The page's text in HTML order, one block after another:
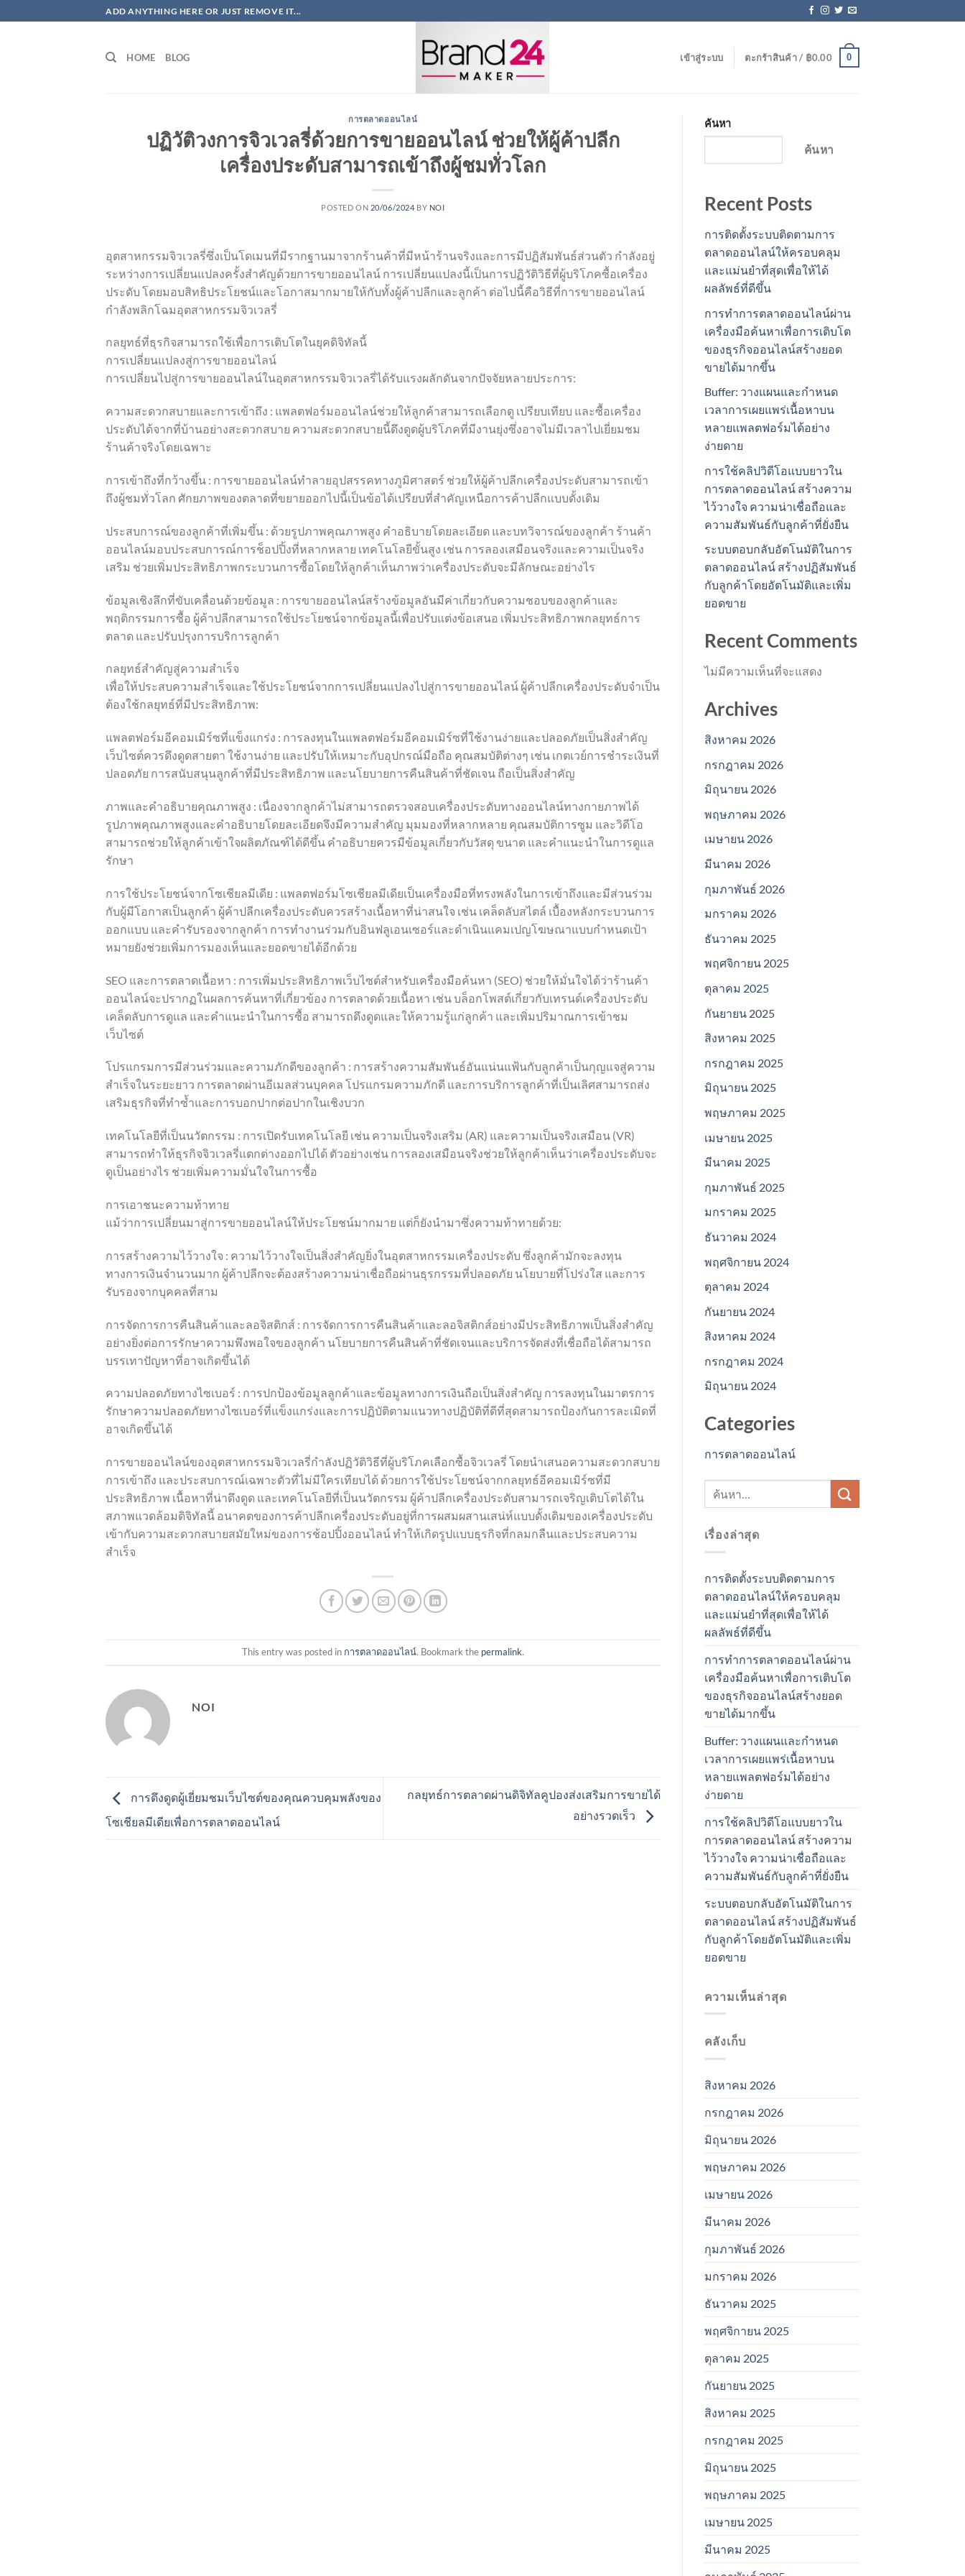
ไป
ADD ANYTHING HERE OR JUST REMOVE IT...
HOME BLOG เข้าสู่ระบบ ตะกร้าสินค้า / ฿0.00 0
การตลาดออนไลน์
ปฏิวัติวงการจิวเวลรี่ด้วยการขายออนไลน์ ช่วยให้ผู้ค้าปลีก
เครื่องประดับสามารถเข้าถึงผู้ชมทั่วโลก
POSTED ON 20/06/2024 BY NOI
อุตสาหกรรมจิวเวลรี่ซึ่งเป็นโดเมนที่มีรากฐานมาจากร้านค้าที่มีหน้าร้านจริงและการมีปฏิสัมพันธ์ส่วนตัว กำลังอยู่
ระหว่างการเปลี่ยนแปลงครั้งสำคัญด้วยการขายออนไลน์ การเปลี่ยนแปลงนี้เป็นการปฏิวัติวิธีที่ผู้บริโภคซื้อเครื่อง
ประดับ โดยมอบสิทธิประโยชน์และโอกาสมากมายให้กับทั้งผู้ค้าปลีกและลูกค้า ต่อไปนี้คือวิธีที่การขายออนไลน์
กำลังพลิกโฉมอุตสาหกรรมจิวเวลรี่
กลยุทธ์ที่ธุรกิจสามารถใช้เพื่อการเติบโตในยุคดิจิทัลนี้
การเปลี่ยนแปลงสู่การขายออนไลน์
การเปลี่ยนไปสู่การขายออนไลน์ในอุตสาหกรรมจิวเวลรี่ได้รับแรงผลักดันจากปัจจัยหลายประการ:
ความสะดวกสบายและการเข้าถึง : แพลตฟอร์มออนไลน์ช่วยให้ลูกค้าสามารถเลือกดู เปรียบเทียบ และซื้อเครื่อง
ประดับได้จากที่บ้านอย่างสะดวกสบาย ความสะดวกสบายนี้ดึงดูดผู้บริโภคที่มีงานยุ่งซึ่งอาจไม่มีเวลาไปเยี่ยมชม
ร้านค้าจริงโดยเฉพาะ
การเข้าถึงที่กว้างขึ้น : การขายออนไลน์ทำลายอุปสรรคทางภูมิศาสตร์ ช่วยให้ผู้ค้าปลีกเครื่องประดับสามารถเข้า
ถึงผู้ชมทั่วโลก ศักยภาพของตลาดที่ขยายออกไปนี้เป็นข้อได้เปรียบที่สำคัญเหนือการค้าปลีกแบบดั้งเดิม
ประสบการณ์ของลูกค้าที่เพิ่มขึ้น : ด้วยรูปภาพคุณภาพสูง คำอธิบายโดยละเอียด และบทวิจารณ์ของลูกค้า ร้านค้า
ออนไลน์มอบประสบการณ์การช็อปปิ้งที่หลากหลาย เทคโนโลยีขั้นสูง เช่น การลองเสมือนจริงและความเป็นจริง
เสริม ช่วยเพิ่มประสิทธิภาพกระบวนการซื้อโดยให้ลูกค้าเห็นภาพว่าเครื่องประดับจะมีลักษณะอย่างไร
ข้อมูลเชิงลึกที่ขับเคลื่อนด้วยข้อมูล : การขายออนไลน์สร้างข้อมูลอันมีค่าเกี่ยวกับความชอบของลูกค้าและ
พฤติกรรมการซื้อ ผู้ค้าปลีกสามารถใช้ประโยชน์จากข้อมูลนี้เพื่อปรับแต่งข้อเสนอ เพิ่มประสิทธิภาพกลยุทธ์การ
ตลาด และปรับปรุงการบริการลูกค้า
กลยุทธ์สำคัญสู่ความสำเร็จ
เพื่อให้ประสบความสำเร็จและใช้ประโยชน์จากการเปลี่ยนแปลงไปสู่การขายออนไลน์ ผู้ค้าปลีกเครื่องประดับจำเป็น
ต้องใช้กลยุทธ์ที่มีประสิทธิภาพ:
แพลตฟอร์มอีคอมเมิร์ซที่แข็งแกร่ง : การลงทุนในแพลตฟอร์มอีคอมเมิร์ซที่ใช้งานง่ายและปลอดภัยเป็นสิ่งสำคัญ
เว็บไซต์ควรดึงดูดสายตา ใช้งานง่าย และปรับให้เหมาะกับอุปกรณ์มือถือ คุณสมบัติต่างๆ เช่น เกตเวย์การชำระเงินที่
ปลอดภัย การสนับสนุนลูกค้าที่มีประสิทธิภาพ และนโยบายการคืนสินค้าที่ชัดเจน ถือเป็นสิ่งสำคัญ
ภาพและคำอธิบายคุณภาพสูง : เนื่องจากลูกค้าไม่สามารถตรวจสอบเครื่องประดับทางออนไลน์ทางกายภาพได้
รูปภาพคุณภาพสูงและคำอธิบายโดยละเอียดจึงมีความสำคัญ มุมมองที่หลากหลาย คุณสมบัติการซูม และวิดีโอ
สามารถช่วยให้ลูกค้าเข้าใจผลิตภัณฑ์ได้ดีขึ้น คำอธิบายควรมีข้อมูลเกี่ยวกับวัสดุ ขนาด และคำแนะนำในการดูแล
รักษา
การใช้ประโยชน์จากโซเชียลมีเดีย : แพลตฟอร์มโซเชียลมีเดียเป็นเครื่องมือที่ทรงพลังในการเข้าถึงและมีส่วนร่วม
กับผู้มีโอกาสเป็นลูกค้า ผู้ค้าปลีกเครื่องประดับควรสร้างเนื้อหาที่น่าสนใจ เช่น เคล็ดลับสไตล์ เบื้องหลังกระบวนการ
ออกแบบ และคำรับรองจากลูกค้า การทำงานร่วมกับอินฟลูเอนเซอร์และดำเนินแคมเปญโฆษณาแบบกำหนดเป้า
หมายยังช่วยเพิ่มการมองเห็นและยอดขายได้อีกด้วย
SEO และการตลาดเนื้อหา : การเพิ่มประสิทธิภาพเว็บไซต์สำหรับเครื่องมือค้นหา (SEO) ช่วยให้มั่นใจได้ว่าร้านค้า
ออนไลน์จะปรากฏในผลการค้นหาที่เกี่ยวข้อง การตลาดด้วยเนื้อหา เช่น บล็อกโพสต์เกี่ยวกับเทรนด์เครื่องประดับ
เคล็ดลับการดูแล และคำแนะนำในการซื้อ สามารถดึงดูดและให้ความรู้แก่ลูกค้า และเพิ่มปริมาณการเข้าชม
เว็บไซต์
โปรแกรมการมีส่วนร่วมและความภักดีของลูกค้า : การสร้างความสัมพันธ์อันแน่นแฟ้นกับลูกค้าเป็นกุญแจสู่ความ
สำเร็จในระยะยาว การตลาดผ่านอีเมลส่วนบุคคล โปรแกรมความภักดี และการบริการลูกค้าที่เป็นเลิศสามารถส่ง
เสริมธุรกิจที่ทำซ้ำและการบอกปากต่อปากในเชิงบวก
เทคโนโลยีที่เป็นนวัตกรรม : การเปิดรับเทคโนโลยี เช่น ความเป็นจริงเสริม (AR) และความเป็นจริงเสมือน (VR)
สามารถทำให้ธุรกิจจิวเวลรี่แตกต่างออกไปได้ ตัวอย่างเช่น การลองเสมือนจริงช่วยให้ลูกค้าเห็นว่าเครื่องประดับจะ
ดูเป็นอย่างไร ช่วยเพิ่มความมั่นใจในการซื้อ
การเอาชนะความท้าทาย
แม้ว่าการเปลี่ยนมาสู่การขายออนไลน์ให้ประโยชน์มากมาย แต่ก็ยังนำมาซึ่งความท้าทายด้วย:
การสร้างความไว้วางใจ : ความไว้วางใจเป็นสิ่งสำคัญยิ่งในอุตสาหกรรมเครื่องประดับ ซึ่งลูกค้ามักจะลงทุน
ทางการเงินจำนวนมาก ผู้ค้าปลีกจะต้องสร้างความน่าเชื่อถือผ่านธุรกรรมที่ปลอดภัย นโยบายที่โปร่งใส และการ
รับรองจากบุคคลที่สาม
การจัดการการคืนสินค้าและลอจิสติกส์ : การจัดการการคืนสินค้าและลอจิสติกส์อย่างมีประสิทธิภาพเป็นสิ่งสำคัญ
อย่างยิ่งต่อการรักษาความพึงพอใจของลูกค้า นโยบายการคืนสินค้าที่ชัดเจนและบริการจัดส่งที่เชื่อถือได้สามารถ
บรรเทาปัญหาที่อาจเกิดขึ้นได้
ความปลอดภัยทางไซเบอร์ : การปกป้องข้อมูลลูกค้าและข้อมูลทางการเงินถือเป็นสิ่งสำคัญ การลงทุนในมาตรการ
รักษาความปลอดภัยทางไซเบอร์ที่แข็งแกร่งและการปฏิบัติตามแนวทางปฏิบัติที่ดีที่สุดสามารถป้องกันการละเมิดที่
อาจเกิดขึ้นได้
การขายออนไลน์ของอุตสาหกรรมจิวเวลรี่กำลังปฏิวัติวิธีที่ผู้บริโภคเลือกซื้อจิวเวลรี่ โดยนำเสนอความสะดวกสบาย
การเข้าถึง และประสบการณ์เฉพาะตัวที่ไม่มีใครเทียบได้ ด้วยการใช้ประโยชน์จากกลยุทธ์อีคอมเมิร์ซที่มี
ประสิทธิภาพ เนื้อหาที่น่าดึงดูด และเทคโนโลยีที่เป็นนวัตกรรม ผู้ค้าปลีกเครื่องประดับสามารถเจริญเติบโตได้ใน
สภาพแวดล้อมดิจิทัลนี้ อนาคตของการค้าปลีกเครื่องประดับอยู่ที่การผสมผสานเสน่ห์แบบดั้งเดิมของเครื่องประดับ
เข้ากับความสะดวกสบายสมัยใหม่ของการช้อปปิ้งออนไลน์ ทำให้เกิดรูปแบบธุรกิจที่กลมกลืนและประสบความ
สำเร็จ
This entry was posted in การตลาดออนไลน์. Bookmark the permalink.
NOI
การดึงดูดผู้เยี่ยมชมเว็บไซต์ของคุณควบคุมพลังของ
โซเชียลมีเดียเพื่อการตลาดออนไลน์
กลยุทธ์การตลาดผ่านดิจิทัลคูปองส่งเสริมการขายได้
อย่างรวดเร็ว
ค้นหา
ค้นหา
Recent Posts
การติดตั้งระบบติดตามการ
ตลาดออนไลน์ให้ครอบคลุม
และแม่นยำที่สุดเพื่อให้ได้
ผลลัพธ์ที่ดีขึ้น
การทำการตลาดออนไลน์ผ่าน
เครื่องมือค้นหาเพื่อการเติบโต
ของธุรกิจออนไลน์สร้างยอด
ขายได้มากขึ้น
Buffer: วางแผนและกำหนด
เวลาการเผยแพร่เนื้อหาบน
หลายแพลตฟอร์มได้อย่าง
ง่ายดาย
การใช้คลิปวิดีโอแบบยาวใน
การตลาดออนไลน์ สร้างความ
ไว้วางใจ ความน่าเชื่อถือและ
ความสัมพันธ์กับลูกค้าที่ยั่งยืน
ระบบตอบกลับอัตโนมัติในการ
ตลาดออนไลน์ สร้างปฏิสัมพันธ์
กับลูกค้าโดยอัตโนมัติและเพิ่ม
ยอดขาย
Recent Comments
ไม่มีความเห็นที่จะแสดง
Archives
สิงหาคม 2026
กรกฎาคม 2026
มิถุนายน 2026
พฤษภาคม 2026
เมษายน 2026
มีนาคม 2026
กุมภาพันธ์ 2026
มกราคม 2026
ธันวาคม 2025
พฤศจิกายน 2025
ตุลาคม 2025
กันยายน 2025
สิงหาคม 2025
กรกฎาคม 2025
มิถุนายน 2025
พฤษภาคม 2025
เมษายน 2025
มีนาคม 2025
กุมภาพันธ์ 2025
มกราคม 2025
ธันวาคม 2024
พฤศจิกายน 2024
ตุลาคม 2024
กันยายน 2024
สิงหาคม 2024
กรกฎาคม 2024
มิถุนายน 2024
Categories
การตลาดออนไลน์
เรื่องล่าสุด
การติดตั้งระบบติดตามการ
ตลาดออนไลน์ให้ครอบคลุม
และแม่นยำที่สุดเพื่อให้ได้
ผลลัพธ์ที่ดีขึ้น
การทำการตลาดออนไลน์ผ่าน
เครื่องมือค้นหาเพื่อการเติบโต
ของธุรกิจออนไลน์สร้างยอด
ขายได้มากขึ้น
Buffer: วางแผนและกำหนด
เวลาการเผยแพร่เนื้อหาบน
หลายแพลตฟอร์มได้อย่าง
ง่ายดาย
การใช้คลิปวิดีโอแบบยาวใน
การตลาดออนไลน์ สร้างความ
ไว้วางใจ ความน่าเชื่อถือและ
ความสัมพันธ์กับลูกค้าที่ยั่งยืน
ระบบตอบกลับอัตโนมัติในการ
ตลาดออนไลน์ สร้างปฏิสัมพันธ์
กับลูกค้าโดยอัตโนมัติและเพิ่ม
ยอดขาย
ความเห็นล่าสุด
คลังเก็บ
สิงหาคม 2026
กรกฎาคม 2026
มิถุนายน 2026
พฤษภาคม 2026
เมษายน 2026
มีนาคม 2026
กุมภาพันธ์ 2026
มกราคม 2026
ธันวาคม 2025
พฤศจิกายน 2025
ตุลาคม 2025
กันยายน 2025
สิงหาคม 2025
กรกฎาคม 2025
มิถุนายน 2025
พฤษภาคม 2025
เมษายน 2025
มีนาคม 2025